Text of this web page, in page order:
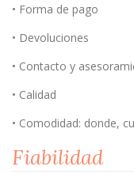
• Forma de pago
• Devoluciones
• Contacto y
• Calidad
• Comodidad: donde,
Fiabilidad